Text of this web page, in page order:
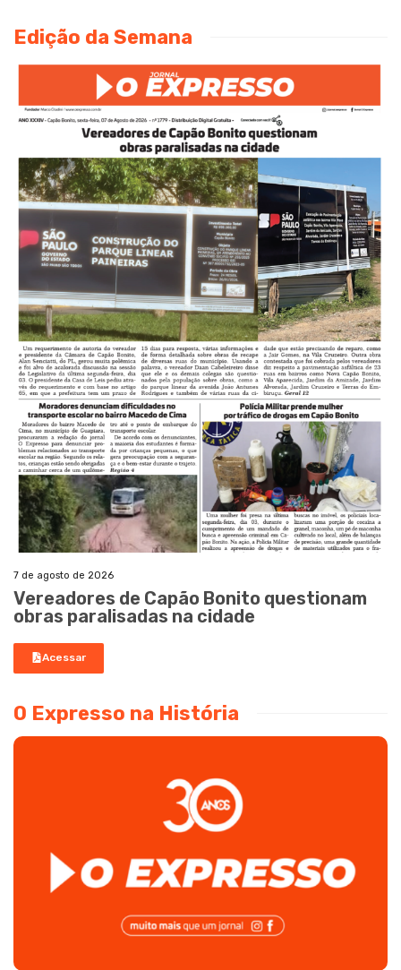
Edição da Semana
7 de agosto de 2026
Vereadores de Capão Bonito questionam
obras paralisadas na cidade
Acessar
O Expresso na História